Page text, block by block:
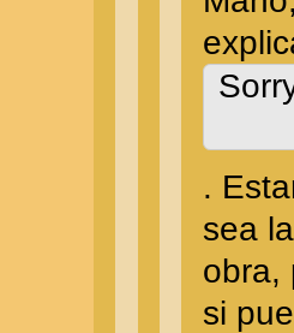
.
sea
obra,
si